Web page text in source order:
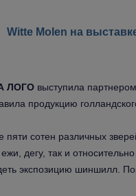
Witte Molen на
ЛОГО выступила
продукцию
сотен различных
дегу, так и
экспозицию шиншилл.